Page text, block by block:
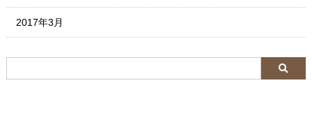
2017年3月